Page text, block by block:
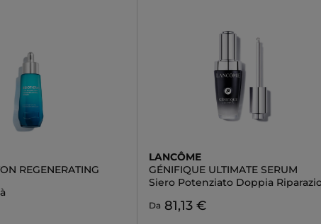
REGENERATING
LANCÔME
GÉNIFIQUE ULTIMATE SERUM
Siero Potenziato Doppia
Da 81,13 €